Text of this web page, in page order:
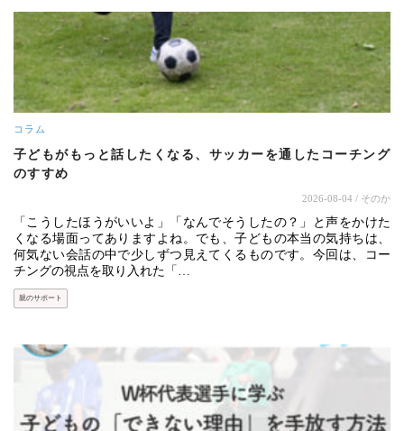
コラム
子どもがもっと話したくなる、サッカーを通したコーチング
のすすめ
2026-08-04 / そのか
「こうしたほうがいいよ」「なんでそうしたの？」と声をかけた
くなる場面ってありますよね。でも、子どもの本当の気持ちは、
何気ない会話の中で少しずつ見えてくるものです。今回は、コー
チングの視点を取り入れた「…
親のサポート